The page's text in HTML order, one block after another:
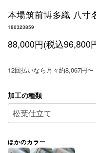
本場筑前博多織 八寸
186323859
88,000円(税込96,800
12回払いなら月々約8,067円〜
加工の種類
ほかのカラー